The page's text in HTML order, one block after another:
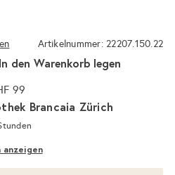
Artikelnummer: 22207.150.22
In den Warenkorb legen
99
Brancaia Zürich